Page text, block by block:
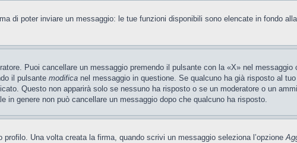
di poter inviare un messaggio: le tue funzioni disponibili sono elencate in fondo
Puoi cancellare un messaggio premendo il pulsante con la «X» nel messaggio
il pulsante modifica nel messaggio in questione. Se qualcuno ha già risposto al
Questo non apparirà solo se nessuno ha risposto o se un moderatore o un
genere non può cancellare un messaggio dopo che qualcuno ha risposto.
Una volta creata la firma, quando scrivi un messaggio seleziona l’opzione